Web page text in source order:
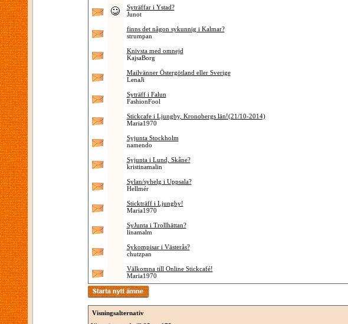
Syträffar i Ystad?
Junot
finns det nâgon sykunnig i Kalmar?
strumpan
Knivsta med omnejd
KajsaBorg
Mailvänner Östergötland eller Sverige
LenaJi
Syträff i Falun
FashionFool
Stickcafe i Ljungby, Kronobergs län!(21/10-2014)
Maria1970
Syjunta Stockholm
namendo
Syjunta i Lund, Skåne?
kristinamalin
Sylan/syhelg i Uppsala?
Hellmér
Stickträff i Ljungby!
Maria1970
SyJunta i Trollhättan?
linamalm
Sykompisar i Västerås?
chutzpan
Välkomna till Online Stickcafé!
Maria1970
Visningsalternativ